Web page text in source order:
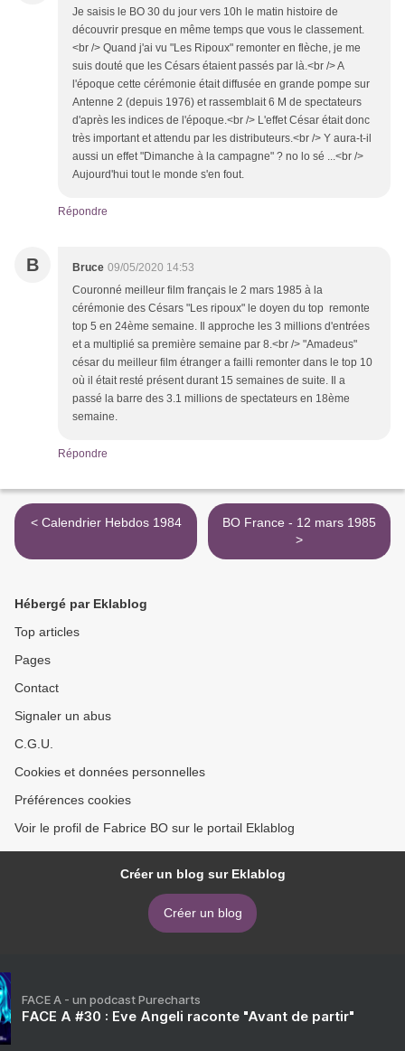
Je saisis le BO 30 du jour vers 10h le matin histoire de
découvrir presque en même temps que vous le classement.
<br /> Quand j'ai vu "Les Ripoux" remonter en flèche, je me
suis douté que les Césars étaient passés par là.<br /> A
l'époque cette cérémonie était diffusée en grande pompe sur
Antenne 2 (depuis 1976) et rassemblait 6 M de spectateurs
d'après les indices de l'époque.<br /> L'effet César était donc
très important et attendu par les distributeurs.<br /> Y aura-t-il
aussi un effet "Dimanche à la campagne" ? no lo sé ...<br />
Aujourd'hui tout le monde s'en fout.
Répondre
B Bruce 09/05/2020 14:53
Couronné meilleur film français le 2 mars 1985 à la
cérémonie des Césars "Les ripoux" le doyen du top remonte
top 5 en 24ème semaine. Il approche les 3 millions d'entrées
et a multiplié sa première semaine par 8.<br /> "Amadeus"
césar du meilleur film étranger a failli remonter dans le top 10
où il était resté présent durant 15 semaines de suite. Il a
passé la barre des 3.1 millions de spectateurs en 18ème
semaine.
Répondre
< Calendrier Hebdos 1984
BO France - 12 mars 1985
>
Hébergé par Eklablog
Top articles
Pages
Contact
Signaler un abus
C.G.U.
Cookies et données personnelles
Préférences cookies
Voir le profil de Fabrice BO sur le portail Eklablog
Créer un blog sur Eklablog
Créer un blog
FACE A - un podcast Purecharts
FACE A #30 : Eve Angeli raconte "Avant de partir"